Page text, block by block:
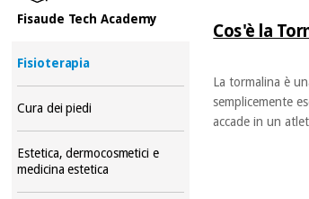
Fisaude Tech Academy
Fisioterapia
Cura dei piedi
Estetica, dermocosmetici e
medicina estetica
Cos'è la
La tormalina è
semplicemente
accade in un